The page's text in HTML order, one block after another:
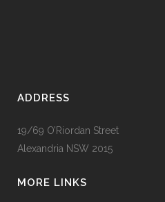
ADDRESS
19/69 O’Riordan Street
Alexandria NSW 2015
MORE LINKS